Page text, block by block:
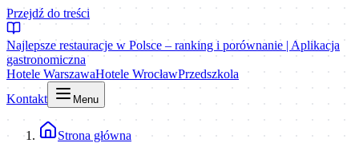
Przejdź do treści
Najlepsze restauracje w Polsce – ranking i porównanie | Aplikacja
gastronomiczna
Hotele WarszawaHotele WrocławPrzedszkola
Kontakt
Menu
Strona główna